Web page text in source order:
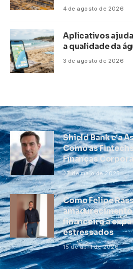
4 de agosto de 2026
Aplicativos
a qualidade da
3 de agosto de 2026
Shield Bank e a
Como as
Finanças
27 de maio de 2025
Como Felipe
financeiro à
estressados
15 de abril de 2026